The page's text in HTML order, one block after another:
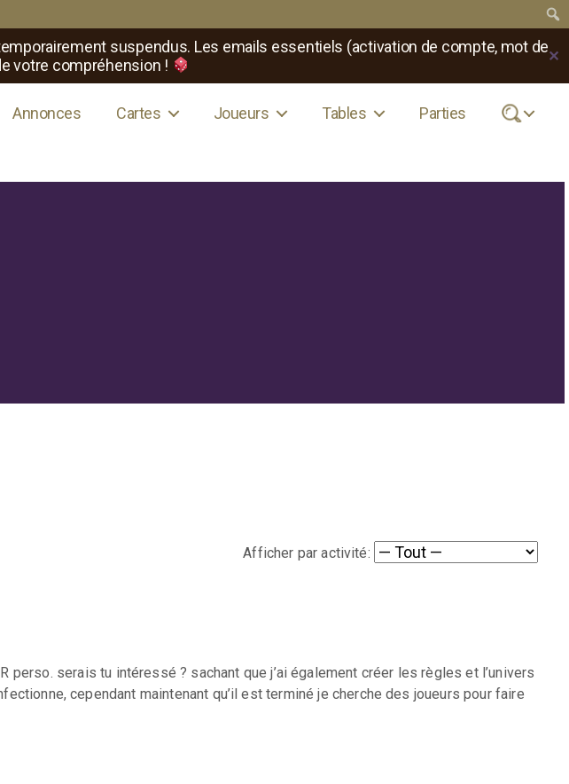
suspendus. Les emails essentiels (activation de compte, mot de
votre compréhension !
✕
Annonces Cartes Joueurs Tables Parties .
Afficher par activité:
serais tu intéressé ? sachant que j’ai également créer les règles et l’univers
cependant maintenant qu’il est terminé je cherche des joueurs pour faire